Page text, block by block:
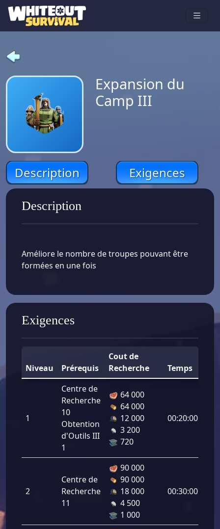
Expansion du
Camp III
Description Exigences
Description
Améliore le nombre de troupes pouvant être
formées en une fois
Exigences
Niveau Prérequis
Cout de
Recherche
Temps
1
Centre de
Recherche
10
Obtention
d'Outils III
1
64 000
64 000
12 000
3 200
720
00:20:00
2
Centre de
Recherche
11
90 000
90 000
18 000
4 500
1 000
00:30:00